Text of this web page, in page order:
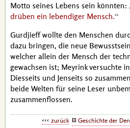
Motto seines Lebens sein könnten:
drüben ein lebendiger Mensch.
Gurdjieffwollte den Menschen
dazu bringen, die neue
welcher allein der Mensch der
gewachsen ist; Meyrinkversuchte
Diesseits und Jenseits so
beide Welten für seine Leser
zusammenflossen.
zurück Geschichte der